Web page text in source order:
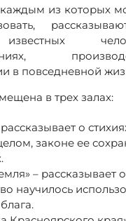
каждым из которых
в повседневной
в трех залах:
о
законе ее
– рассказывает
научилось